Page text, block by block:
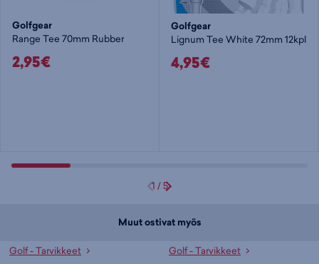
Golfgear
Range Tee 70mm Rubber
2,95€
Golfgear
Lignum Tee White 72mm 12kpl
4,95€
1 /5
Muut ostivat myös
Golf - Tarvikkeet
Golf - Tarvikkeet